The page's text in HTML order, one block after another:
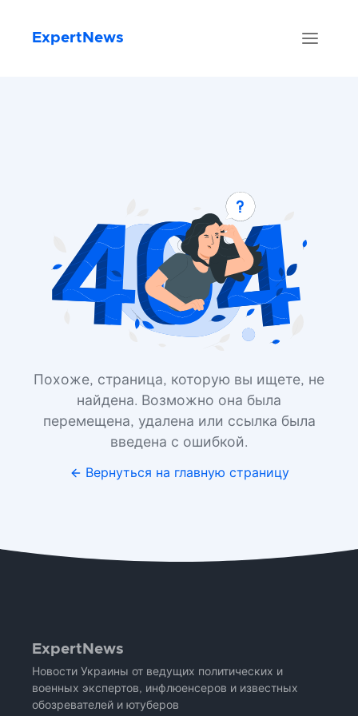
ExpertNews
Похоже, страница, которую вы ищете, не
найдена. Возможно она была
перемещена, удалена или ссылка была
введена с ошибкой.
Вернуться на главную страницу
ExpertNews
Новости Украины от ведущих политических и
военных экспертов, инфлюенсеров и известных
обозревателей и ютуберов